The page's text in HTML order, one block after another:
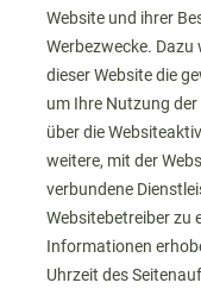
Website und ihrer
Werbezwecke.
dieser Website die
um Ihre Nutzung
über die
weitere, mit der
verbundene
Websitebetreiber zu
Informationen
Uhrzeit des